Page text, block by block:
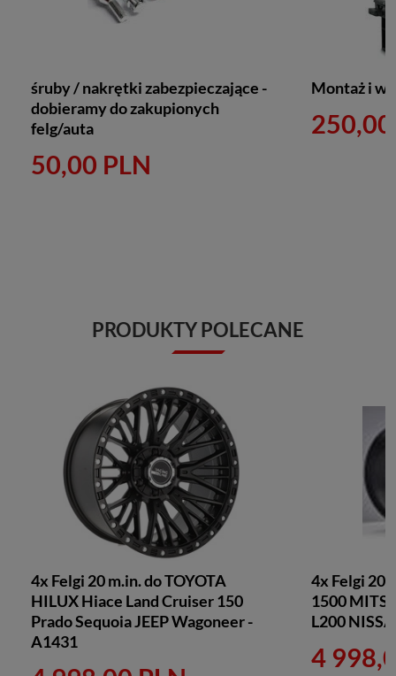
śruby / nakrętki zabezpieczające -
dobieramy do zakupionych
felg/auta
50,00 PLN
Montaż i
PRODUKTY POLECANE
4x Felgi 20 m.in. do TOYOTA
HILUX Hiace Land Cruiser 150
Prado Sequoia JEEP Wagoneer -
A1431
4x Felgi 20
1500
L200
4